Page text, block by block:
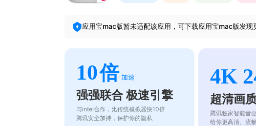
应用宝mac版暂未适配该应用，可下载应用宝mac版发现
10倍 加速
强强联合 极速引擎
与intel合作，比传统模拟器快10倍
腾讯安全加持，保护你的隐私
4K
超清画
腾讯独家智能音
给你更高清、流